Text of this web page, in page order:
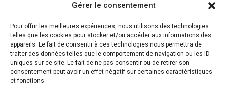
Gérer le consentement
Pour offrir les meilleures expériences, nous utilisons des technologies
telles que les cookies pour stocker et/ou accéder aux informations des
appareils. Le fait de consentir à ces technologies nous permettra de
traiter des données telles que le comportement de navigation ou les ID
uniques sur ce site. Le fait de ne pas consentir ou de retirer son
consentement peut avoir un effet négatif sur certaines caractéristiques
et fonctions.
14 mars 2023
Jardin de sérénité
10 mars 2023
Jardin paysager entre ciel et terre par Aidlin Darling Design